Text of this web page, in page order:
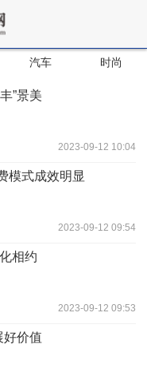
汽车 时尚
”景美
2023-09-12 10:04
模式成效明显
2023-09-12 09:54
相约
2023-09-12 09:53
好价值